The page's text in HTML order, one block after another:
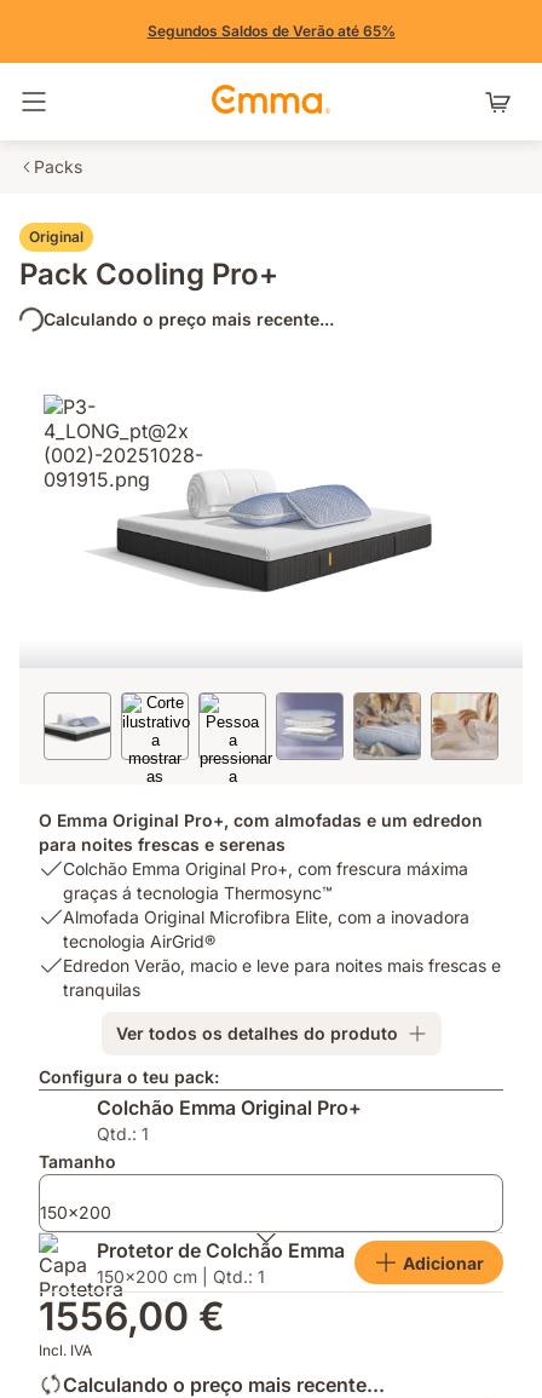
Segundos Saldos de Verão até 65%
Packs
Original
Pack Cooling Pro+
Calculando o preço mais recente...
O Emma Original Pro+, com almofadas e um edredon
para noites frescas e serenas
USP
Colchão
Emma
Original
Pro+,
graças
tecnologia
Thermosync™
Colchão Emma Original Pro+, com frescura máxima
graças á tecnologia Thermosync™
USP
Almofada
Original
a
inovadora
tecnologia
AirGrid®
Almofada Original Microfibra Elite, com a inovadora
tecnologia AirGrid®
USP
e
noites
mais
frescas
e
tranquilas
Edredon Verão, macio e leve para noites mais frescas e
tranquilas
Ver todos os detalhes do produto
Configura o teu pack:
Colchão Emma Original Pro+
Qtd.: 1
Tamanho
150x200
Protetor de Colchão Emma
150x200 cm | Qtd.: 1
Adicionar
1556,00 €
Incl. IVA
Calculando o preço mais recente...